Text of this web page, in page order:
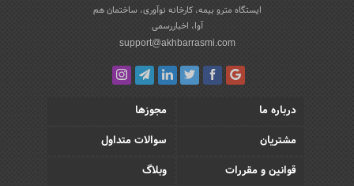
ایستگاه مترو بیمه، کارخانه نوآوری، ساختمان هم
آوا، اخباررسمی
support@akhbarrasmi.com
درباره ما
مجوزها
مشتریان
سوالات متداول
قوانین و مقررات
وبلاگ